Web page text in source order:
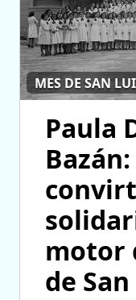
MES DE SAN
Paula
motor
de